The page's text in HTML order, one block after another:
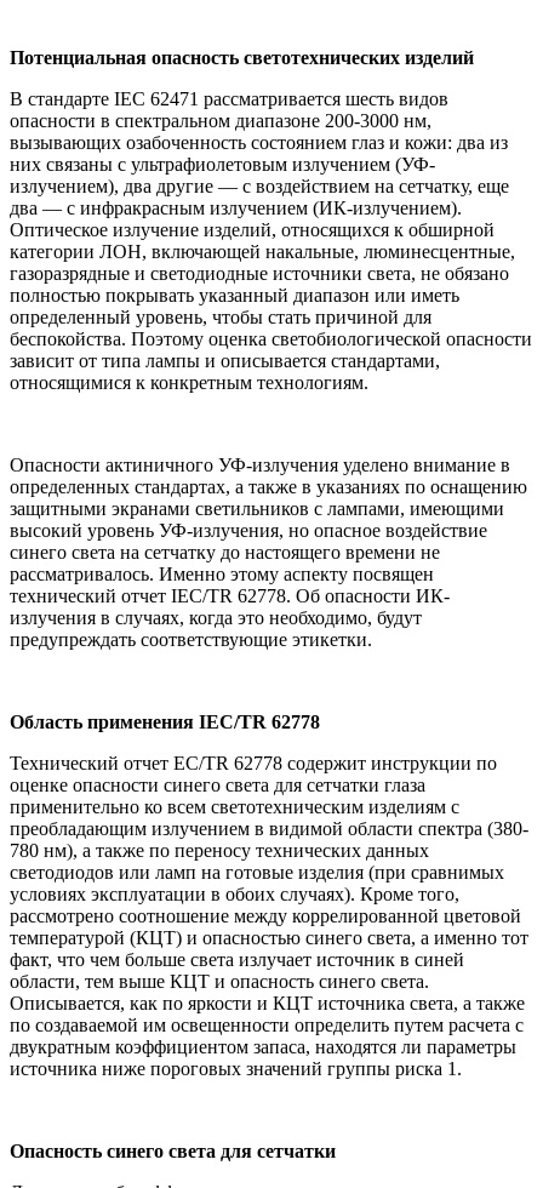
Потенциальная опасность светотехнических изделий
В стандарте IEC 62471 рассматривается шесть видов
опасности в спектральном диапазоне 200-3000 нм,
вызывающих озабоченность состоянием глаз и кожи: два из
них связаны с ультрафиолетовым излучением (УФ-
излучением), два другие — с воздействием на сетчатку, еще
два — с инфракрасным излучением (ИК-излучением).
Оптическое излучение изделий, относящихся к обширной
категории ЛОН, включающей накальные, люминесцентные,
газоразрядные и светодиодные источники света, не обязано
полностью покрывать указанный диапазон или иметь
определенный уровень, чтобы стать причиной для
беспокойства. Поэтому оценка светобиологической опасности
зависит от типа лампы и описывается стандартами,
относящимися к конкретным технологиям.
Опасности актиничного УФ-излучения уделено внимание в
определенных стандартах, а также в указаниях по оснащению
защитными экранами светильников с лампами, имеющими
высокий уровень УФ-излучения, но опасное воздействие
синего света на сетчатку до настоящего времени не
рассматривалось. Именно этому аспекту посвящен
технический отчет IEC/TR 62778. Об опасности ИК-
излучения в случаях, когда это необходимо, будут
предупреждать соответствующие этикетки.
Область применения IEC/TR 62778
Технический отчет EC/TR 62778 содержит инструкции по
оценке опасности синего света для сетчатки глаза
применительно ко всем светотехническим изделиям с
преобладающим излучением в видимой области спектра (380-
780 нм), а также по переносу технических данных
светодиодов или ламп на готовые изделия (при сравнимых
условиях эксплуатации в обоих случаях). Кроме того,
рассмотрено соотношение между коррелированной цветовой
температурой (КЦТ) и опасностью синего света, а именно тот
факт, что чем больше света излучает источник в синей
области, тем выше КЦТ и опасность синего света.
Описывается, как по яркости и КЦТ источника света, а также
по создаваемой им освещенности определить путем расчета с
двукратным коэффициентом запаса, находятся ли параметры
источника ниже пороговых значений группы риска 1.
Опасность синего света для сетчатки